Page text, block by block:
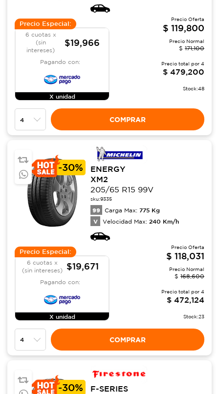
Precio Especial:
6 cuotas x
(sin
intereses)
$19,966
Pagando con:
X unidad
Precio Oferta
$ 119,800
Precio Normal
$ 171,100
Precio total por 4
$ 479,200
Stock:48
COMPRAR
-30%
ENERGY
XM2
205/65 R15 99V
sku:9335
99 Carga Max: 775 Kg
V Velocidad Max: 240 Km/h
Precio Especial:
6 cuotas x
(sin intereses)
$19,671
Pagando con:
X unidad
Precio Oferta
$ 118,031
Precio Normal
$ 168,600
Precio total por 4
$ 472,124
Stock:23
COMPRAR
-30%
F-SERIES